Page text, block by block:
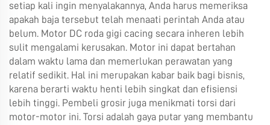
setiap kali ingin menyalakannya, Anda harus memeriksa
apakah baja tersebut telah menaati perintah Anda atau
belum. Motor DC roda gigi cacing secara inheren lebih
sulit mengalami kerusakan. Motor ini dapat bertahan
dalam waktu lama dan memerlukan perawatan yang
relatif sedikit. Hal ini merupakan kabar baik bagi bisnis,
karena berarti waktu henti lebih singkat dan efisiensi
lebih tinggi. Pembeli grosir juga menikmati torsi dari
motor-motor ini. Torsi adalah gaya putar yang membantu